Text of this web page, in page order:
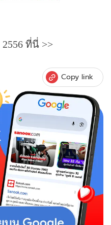
2556 ที่นี่ >>
Copy link